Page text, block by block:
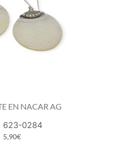
EN NACAR AG
623-0284
5,90€